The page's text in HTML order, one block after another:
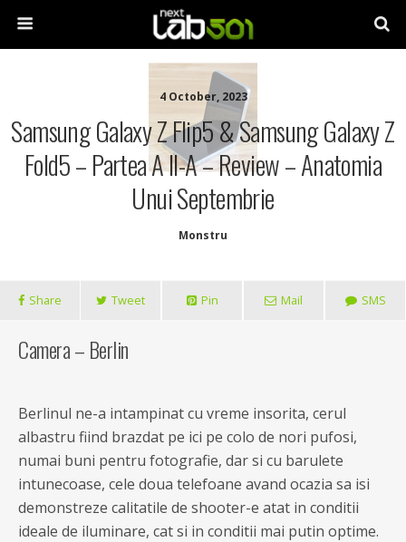
4 October, 2023
Samsung Galaxy Z Flip5 & Samsung Galaxy Z
Fold5 – Partea A II-A – Review – Anatomia
Unui Septembrie
Monstru
Share Tweet Pin Mail SMS
Camera – Berlin
Berlinul ne-a intampinat cu vreme insorita, cerul
albastru fiind brazdat pe ici pe colo de nori pufosi,
numai buni pentru fotografie, dar si cu barulete
intunecoase, cele doua telefoane avand ocazia sa isi
demonstreze calitatile de shooter-e atat in conditii
ideale de iluminare, cat si in conditii mai putin optime.